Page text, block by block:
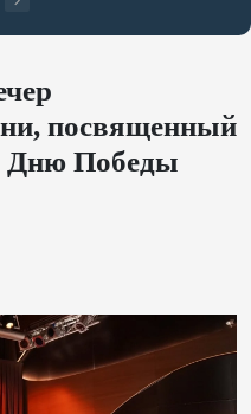
посвященный
Дню Победы